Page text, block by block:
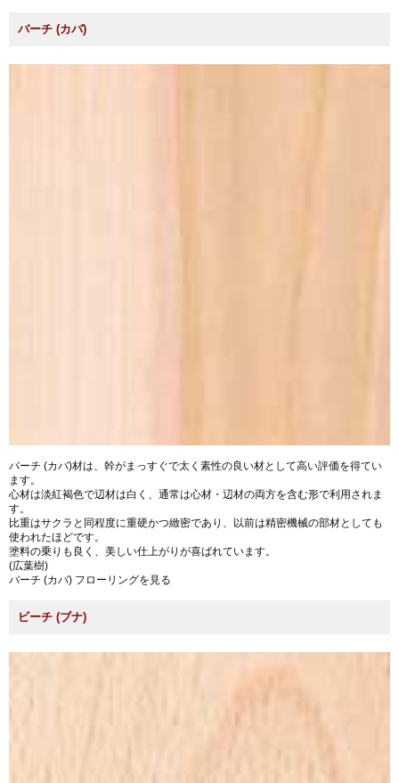
バーチ (カバ)
バーチ (カバ)材は、幹がまっすぐで太く素性の良い材として高い評価を得てい
ます。
心材は淡紅褐色で辺材は白く、通常は心材・辺材の両方を含む形で利用されま
す。
比重はサクラと同程度に重硬かつ緻密であり、以前は精密機械の部材としても
使われたほどです。
塗料の乗りも良く、美しい仕上がりが喜ばれています。
(広葉樹)
バーチ (カバ) フローリングを見る
ビーチ (ブナ)